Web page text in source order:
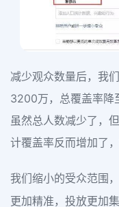
减少观众数量后，我
3200万，总覆盖率降
虽然总人数减少了，
计覆盖率反而增加了
我们缩小的受众范围
更加精准，投放更加